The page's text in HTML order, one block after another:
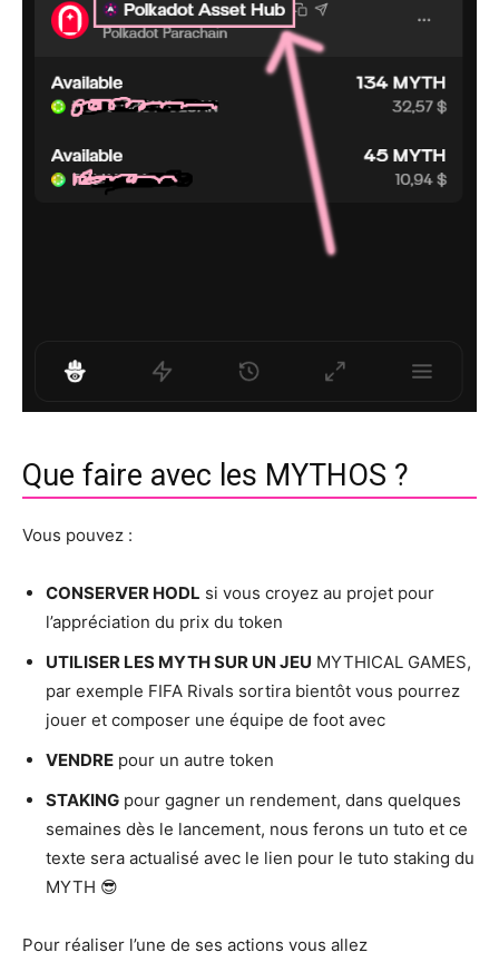
Que faire avec les MYTHOS ?
Vous pouvez :
CONSERVER HODL si vous croyez au projet pour
l’appréciation du prix du token
UTILISER LES MYTH SUR UN JEU MYTHICAL GAMES,
par exemple FIFA Rivals sortira bientôt vous pourrez
jouer et composer une équipe de foot avec
VENDRE pour un autre token
STAKING pour gagner un rendement, dans quelques
semaines dès le lancement, nous ferons un tuto et ce
texte sera actualisé avec le lien pour le tuto staking du
MYTH 😎
Pour réaliser l’une de ses actions vous allez